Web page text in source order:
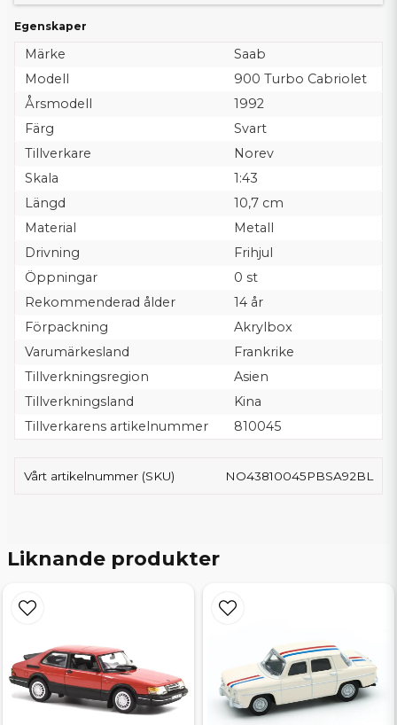
Egenskaper
Märke
Saab
Modell
900 Turbo Cabriolet
Årsmodell
1992
Färg
Svart
Tillverkare
Norev
Skala
1:43
Längd
10,7 cm
Material
Metall
Drivning
Frihjul
Öppningar
0 st
Rekommenderad ålder
14 år
Förpackning
Akrylbox
Varumärkesland
Frankrike
Tillverkningsregion
Asien
Tillverkningsland
Kina
Tillverkarens artikelnummer
810045
Vårt artikelnummer (SKU) NO43810045PBSA92BL
Liknande produkter